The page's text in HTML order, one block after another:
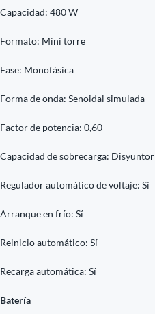
Capacidad: 480 W
Formato: Mini torre
Fase: Monofásica
Forma de onda: Senoidal simulada
Factor de potencia: 0,60
Capacidad de sobrecarga: Disyuntor
Regulador automático de voltaje: Sí
Arranque en frío: Sí
Reinicio automático: Sí
Recarga automática: Sí
Batería